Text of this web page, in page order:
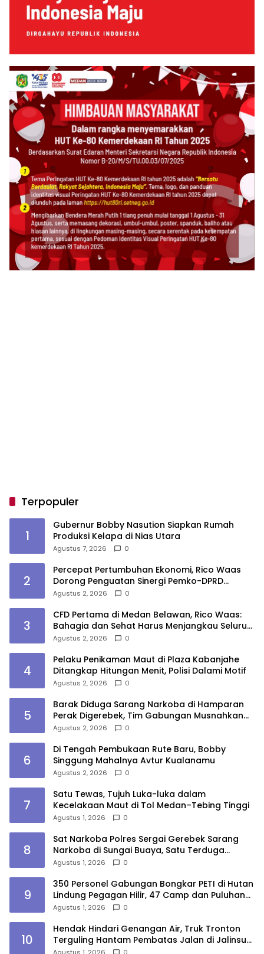
Terpopuler
1
Gubernur Bobby Nasution Siapkan Rumah
Produksi Kelapa di Nias Utara
Agustus 7, 2026 0
2
Percepat Pertumbuhan Ekonomi, Rico Waas
Dorong Penguatan Sinergi Pemko-DPRD
Medan
Agustus 2, 2026 0
3
CFD Pertama di Medan Belawan, Rico Waas:
Bahagia dan Sehat Harus Menjangkau Seluruh
Sudut Kota Medan
Agustus 2, 2026 0
4
Pelaku Penikaman Maut di Plaza Kabanjahe
Ditangkap Hitungan Menit, Polisi Dalami Motif
Agustus 2, 2026 0
5
Barak Diduga Sarang Narkoba di Hamparan
Perak Digerebek, Tim Gabungan Musnahkan
Lokasi
Agustus 2, 2026 0
6
Di Tengah Pembukaan Rute Baru, Bobby
Singgung Mahalnya Avtur Kualanamu
Agustus 2, 2026 0
7
Satu Tewas, Tujuh Luka-luka dalam
Kecelakaan Maut di Tol Medan–Tebing Tinggi
Agustus 1, 2026 0
8
Sat Narkoba Polres Sergai Gerebek Sarang
Narkoba di Sungai Buaya, Satu Terduga
Pelaku Diamankan
Agustus 1, 2026 0
9
350 Personel Gabungan Bongkar PETI di Hutan
Lindung Pegagan Hilir, 47 Camp dan Puluhan
Peralatan Dimusnahkan
Agustus 1, 2026 0
10
Hendak Hindari Genangan Air, Truk Tronton
Terguling Hantam Pembatas Jalan di Jalinsum
Sergai